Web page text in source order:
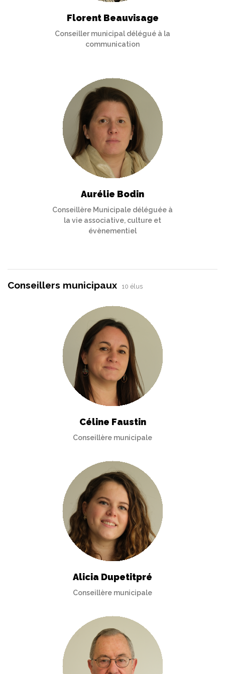
Florent Beauvisage
Conseiller municipal délégué à la
communication
Aurélie Bodin
Conseillère Municipale déléguée à
la vie associative, culture et
évènementiel
Conseillers municipaux 10 élus
Céline Faustin
Conseillère municipale
Alicia Dupetitpré
Conseillère municipale